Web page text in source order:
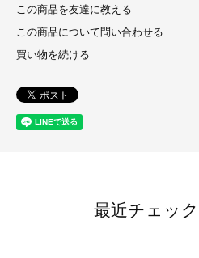
この商品を友達に教える
この商品について問い合わせる
買い物を続ける
最近チェッ